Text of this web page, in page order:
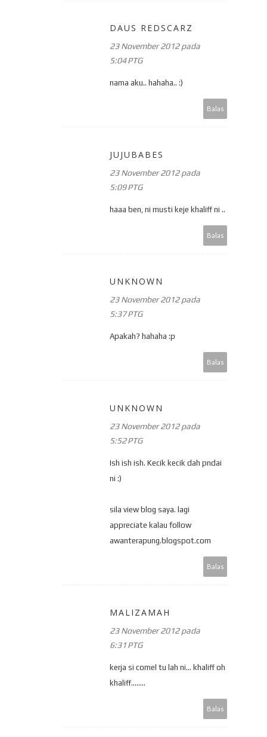
DAUS REDSCARZ
23 November 2012 pada
5:04 PTG
nama aku.. hahaha.. :)
Balas
JUJUBABES
23 November 2012 pada
5:09 PTG
haaa ben, ni musti keje khaliff ni ..
Balas
UNKNOWN
23 November 2012 pada
5:37 PTG
Apakah? hahaha :p
Balas
UNKNOWN
23 November 2012 pada
5:52 PTG
Ish ish ish. Kecik kecik dah pndai
ni :)
sila view blog saya. lagi
appreciate kalau follow
awanterapung.blogspot.com
Balas
MALIZAMAH
23 November 2012 pada
6:31 PTG
kerja si comel tu lah ni... khaliff oh
khaliff........
Balas